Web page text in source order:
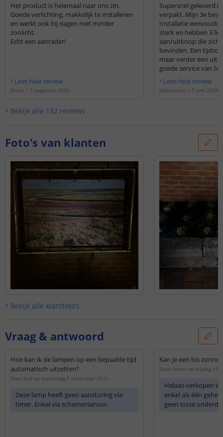
Het product is helemaal naar ons zin.
Goede verlichting, makkelijk te installeren
en werkt ook bij dagen met minder
zonlicht.
Echt een aanrader!
Lees hele review
Elvira | 5 augustus 2026
Supersnel geleverd
verpakt. Mijn 3e
Installatie
sterk en hebben 3
aan/uitknop die zich
bevinden. Een
maar verder een
goede service van
Lees hele review
Sebastiaan | 7 juni 2026
Bekijk alle 182 reviews
Foto's van klanten
Bekijk alle klantfoto’s
Vraag & antwoord
Hoe kan ik de lampen op een bepaalde tijd
automatisch uitzetten?
Door Erik op woensdag 5 november 2025
Deze lamp heeft geen aansturing via
timer. Enkel via schemersensor.
Kan je een los
Door Anton op vrijdag 19
Helaas verkopen
enkel als één
geen losse